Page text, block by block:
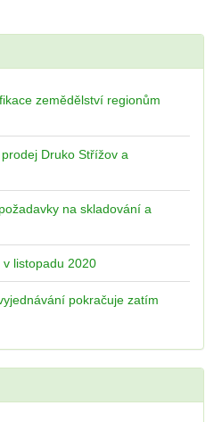
zemědělství regionům
Druko Střížov a
na skladování a
listopadu 2020
pokračuje zatím